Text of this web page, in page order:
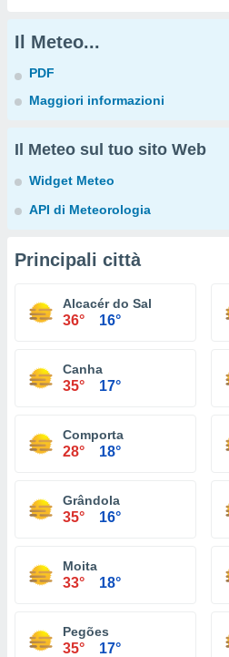
Il Meteo...
PDF
Maggiori informazioni
Il Meteo sul tuo sito Web
Widget Meteo
API di Meteorologia
Principali città
Alcacér do Sal
36° 16°
Canha
35° 17°
Comporta
28° 18°
Grândola
35° 16°
Moita
33° 18°
Pegões
35° 17°